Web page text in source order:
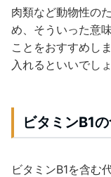
肉類など動物性の
め、そういった意
ことをおすすめし
入れるといいでしょ
ビタミンB1
ビタミンB1を含む